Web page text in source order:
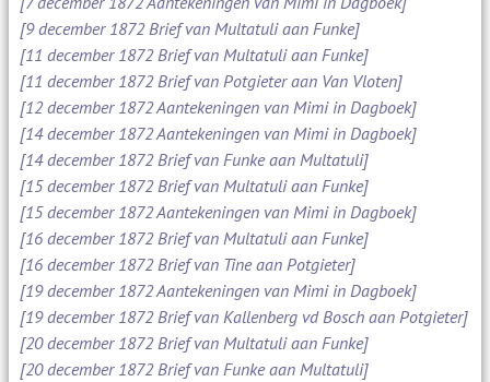
[9 december 1872 Brief van Multatuli aan Funke]
[11 december 1872 Brief van Multatuli aan Funke]
[11 december 1872 Brief van Potgieter aan Van Vloten]
[12 december 1872 Aantekeningen van Mimi in Dagboek]
[14 december 1872 Aantekeningen van Mimi in Dagboek]
[14 december 1872 Brief van Funke aan Multatuli]
[15 december 1872 Brief van Multatuli aan Funke]
[15 december 1872 Aantekeningen van Mimi in Dagboek]
[16 december 1872 Brief van Multatuli aan Funke]
[16 december 1872 Brief van Tine aan Potgieter]
[19 december 1872 Aantekeningen van Mimi in Dagboek]
[19 december 1872 Brief van Kallenberg vd Bosch aan Potgieter]
[20 december 1872 Brief van Multatuli aan Funke]
[20 december 1872 Brief van Funke aan Multatuli]